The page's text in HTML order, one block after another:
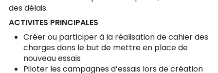
des délais.
ACTIVITES PRINCIPALES
Créer ou participer à la réalisation de cahier des
charges dans le but de mettre en place de
nouveau essais
Piloter les campagnes d’essais lors de création